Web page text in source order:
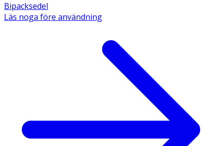
Bipacksedel
Läs noga före användning